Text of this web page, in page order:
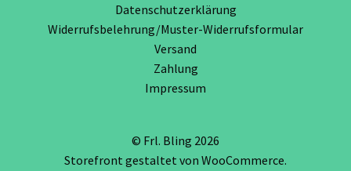
Datenschutzerklärung
Widerrufsbelehrung/Muster-Widerrufsformular
Versand
Zahlung
Impressum
© Frl. Bling 2026
Storefront gestaltet von WooCommerce.